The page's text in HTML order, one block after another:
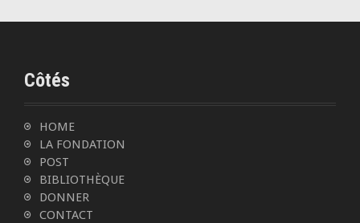
Côtés
HOME
LA FONDATION
POST
BIBLIOTHÈQUE
DONNER
CONTACT